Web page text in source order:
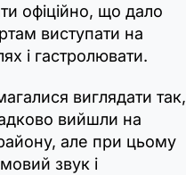
офіційно, що дало
виступати на
і гастролювати.
виглядати так,
вийшли на
але при цьому
звук і